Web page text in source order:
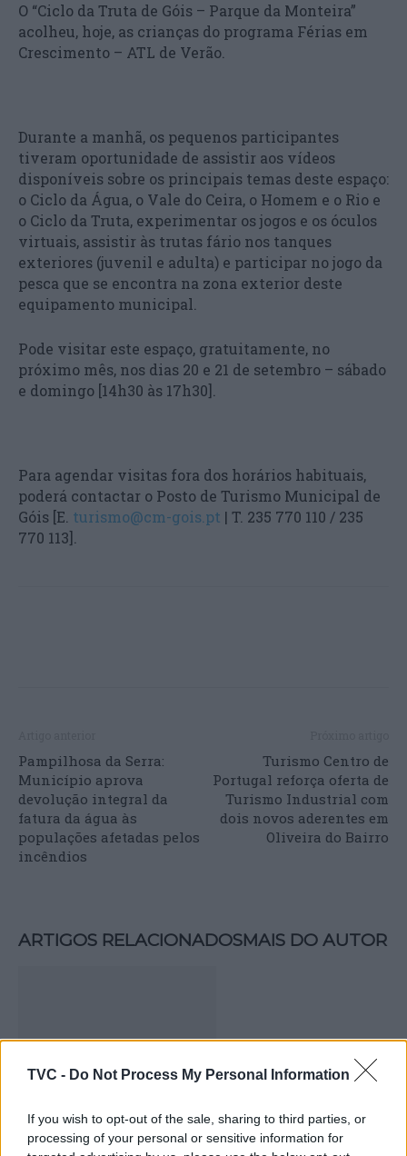
TVC - Do Not Process My Personal Information
If you wish to opt-out of the sale, sharing to third parties, or
processing of your personal or sensitive information for
O “Ciclo da Truta de Góis – Parque da Monteira”
acolheu, hoje, as crianças do programa Férias em
Crescimento – ATL de Verão.
Durante a manhã, os pequenos participantes
tiveram oportunidade de assistir aos vídeos
disponíveis sobre os principais temas deste espaço:
o Ciclo da Água, o Vale do Ceira, o Homem e o Rio e
o Ciclo da Truta, experimentar os jogos e os óculos
virtuais, assistir às trutas fário nos tanques
exteriores (juvenil e adulta) e participar no jogo da
pesca que se encontra na zona exterior deste
equipamento municipal.
Pode visitar este espaço, gratuitamente, no
próximo mês, nos dias 20 e 21 de setembro – sábado
e domingo [14h30 às 17h30].
Para agendar visitas fora dos horários habituais,
poderá contactar o Posto de Turismo Municipal de
Góis [E. turismo@cm-gois.pt | T. 235 770 110 / 235
770 113].
Pampilhosa da Serra:
Município aprova
devolução integral da
fatura da água às
populações afetadas pelos
incêndios
Turismo Centro de
Portugal reforça oferta de
Turismo Industrial com
dois novos aderentes em
Oliveira do Bairro
ARTIGOS RELACIONADOSMAIS DO AUTOR
Deputados do PSD saúdam Banda